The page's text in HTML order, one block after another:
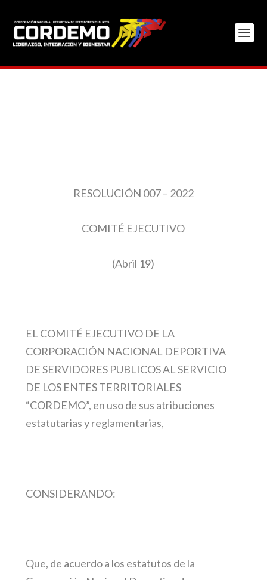
RESOLUCIÓN 007 – 2022
COMITÉ EJECUTIVO
(Abril 19)
EL COMITÉ EJECUTIVO DE LA
CORPORACIÓN NACIONAL DEPORTIVA
DE SERVIDORES PUBLICOS AL SERVICIO
DE LOS ENTES TERRITORIALES
“CORDEMO”, en uso de sus atribuciones
estatutarias y reglamentarias,
CONSIDERANDO:
Que, de acuerdo a los estatutos de la